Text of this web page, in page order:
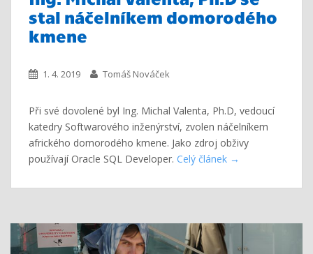
stal náčelníkem domorodého
kmene
1. 4. 2019 Tomáš Nováček
Při své dovolené byl Ing. Michal Valenta, Ph.D, vedoucí
katedry Softwarového inženýrství, zvolen náčelníkem
afrického domorodého kmene. Jako zdroj obživy
používají Oracle SQL Developer. Celý článek